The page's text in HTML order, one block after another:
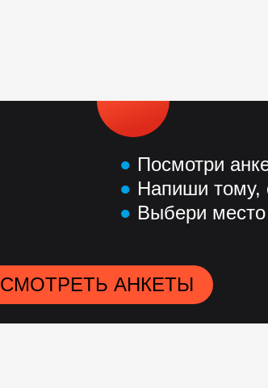
● Посмотри
● Напиши тому,
● Выбери
СМОТРЕТЬ АНКЕТЫ